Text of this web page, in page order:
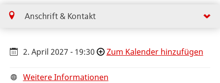
Anschrift & Kontakt
2. April 2027 - 19:30 Zum Kalender hinzufügen
Weitere Informationen